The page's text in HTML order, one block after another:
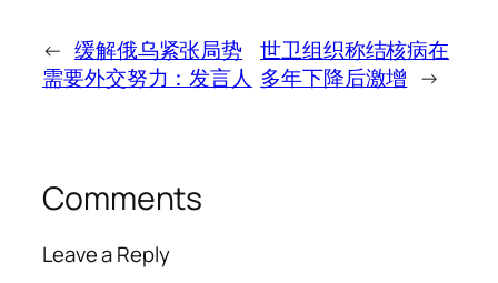
← 缓解俄乌紧张局势
需要外交努力：发言人
世卫组织称结核病在
多年下降后激增 →
Comments
Leave a Reply